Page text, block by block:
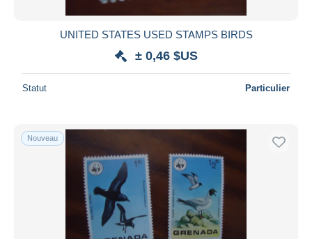
UNITED STATES USED STAMPS BIRDS
± 0,46 $US
Statut Particulier
Nouveau